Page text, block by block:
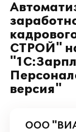
СТРОЙ"
версия"
ООО